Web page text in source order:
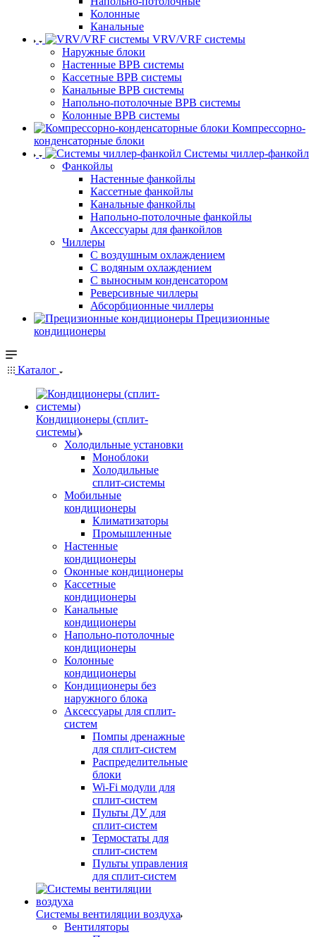
Колонные
Канальные
VRV/VRF системы
Наружные блоки
Настенные ВРВ системы
Кассетные ВРВ системы
Канальные ВРВ системы
Напольно-потолочные ВРВ системы
Колонные ВРВ системы
Компрессорно-
конденсаторные блоки
Системы чиллер-фанкойл
Фанкойлы
Настенные фанкойлы
Кассетные фанкойлы
Канальные фанкойлы
Напольно-потолочные фанкойлы
Аксессуары для фанкойлов
Чиллеры
С воздушным охлаждением
С водяным охлаждением
С выносным конденсатором
Реверсивные чиллеры
Абсорбционные чиллеры
Прецизионные
кондиционеры
Каталог
Кондиционеры (сплит-
системы)
Холодильные установки
Моноблоки
Холодильные
сплит-системы
Мобильные
кондиционеры
Климатизаторы
Промышленные
Настенные
кондиционеры
Оконные кондиционеры
Кассетные
кондиционеры
Канальные
кондиционеры
Напольно-потолочные
кондиционеры
Колонные
кондиционеры
Кондиционеры без
наружного блока
Аксессуары для сплит-
систем
Помпы дренажные
для сплит-систем
Распределительные
блоки
Wi-Fi модули для
сплит-систем
Пульты ДУ для
сплит-систем
Термостаты для
сплит-систем
Пульты управления
для сплит-систем
Системы вентиляции воздуха
Вентиляторы